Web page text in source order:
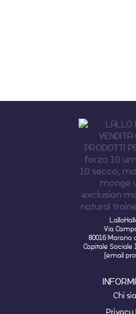
Via
80016 Marano
Capitale Sociale
[email
Chi
Privacy